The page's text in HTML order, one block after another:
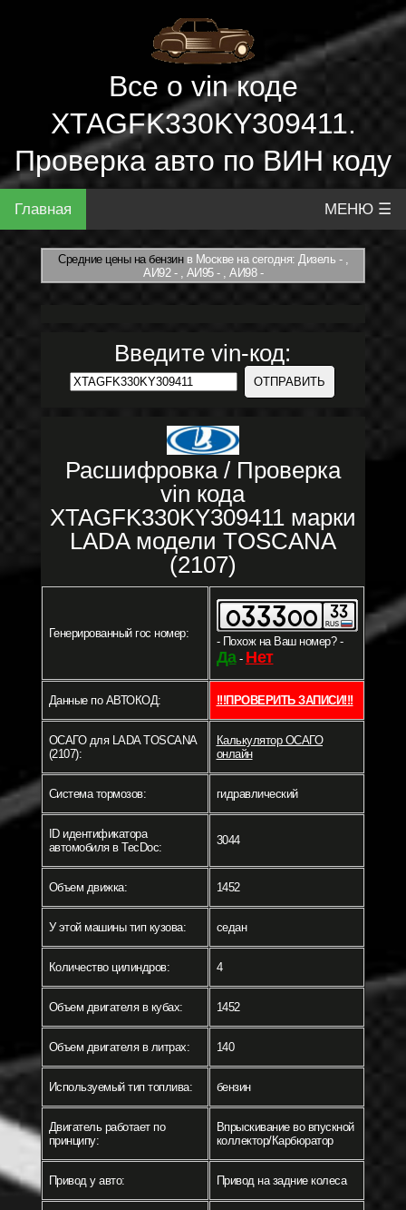
Все о vin коде
XTAGFK330KY309411.
Проверка авто по ВИН коду
Главная МЕНЮ ☰
Средние цены на бензинв Москве на сегодня: Дизель - ,
АИ92 - , АИ95 - , АИ98 -
Введите vin-код:
Расшифровка / Проверка
vin кода
XTAGFK330KY309411 марки
LADA модели TOSCANA
(2107)
Генерированный гос номер:
- Похож на Ваш номер? -
Да- Нет
Данные по АВТОКОД: !!!ПРОВЕРИТЬ ЗАПИСИ!!!
ОСАГО для LADA TOSCANA
(2107):
Калькулятор ОСАГО
онлайн
Система тормозов: гидравлический
ID идентификатора
автомобиля в TecDoc:
3044
Объем движка: 1452
У этой машины тип кузова: седан
Количество цилиндров: 4
Объем двигателя в кубах: 1452
Объем двигателя в литрах: 140
Используемый тип топлива: бензин
Двигатель работает по
принципу:
Впрыскивание во впускной
коллектор/Карбюратор
Привод у авто: Привод на задние колеса